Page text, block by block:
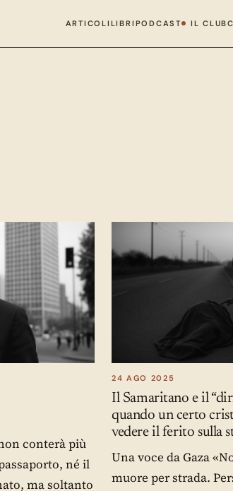
ARTICOLI LIBRI PODCAST IL CLUB
conterà più
né il
ma soltanto
24 AGO 2025
Il Samaritano e il
quando un certo
vedere il ferito sulla
Una voce da Gaza
muore per strada.